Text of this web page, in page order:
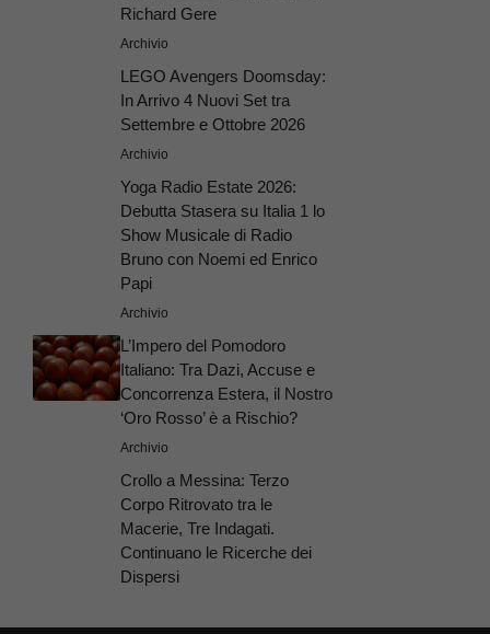
Richard Gere
Archivio
LEGO Avengers Doomsday:
In Arrivo 4 Nuovi Set tra
Settembre e Ottobre 2026
Archivio
Yoga Radio Estate 2026:
Debutta Stasera su Italia 1 lo
Show Musicale di Radio
Bruno con Noemi ed Enrico
Papi
Archivio
L’Impero del Pomodoro
Italiano: Tra Dazi, Accuse e
Concorrenza Estera, il Nostro
‘Oro Rosso’ è a Rischio?
Archivio
Crollo a Messina: Terzo
Corpo Ritrovato tra le
Macerie, Tre Indagati.
Continuano le Ricerche dei
Dispersi